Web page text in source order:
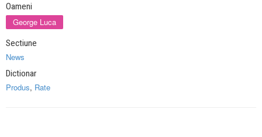
Oameni
George Luca
Sectiune
News
Dictionar
Produs, Rate